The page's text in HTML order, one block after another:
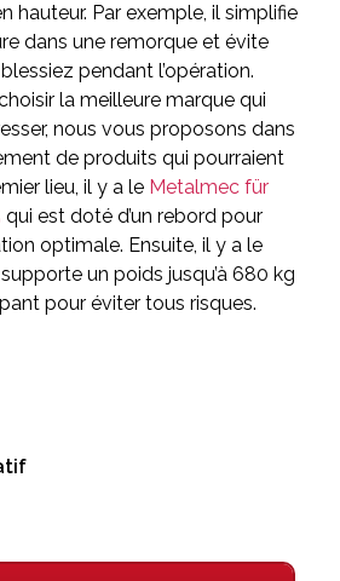
hauteur. Par exemple, il simplifie
dans une remorque et évite
pendant l’opération.
la meilleure marque qui
nous vous proposons dans
de produits qui pourraient
lieu, il y a le Metalmec für
qui est doté d’un rebord pour
optimale. Ensuite, il y a le
un poids jusqu’à 680 kg
pour éviter tous risques.